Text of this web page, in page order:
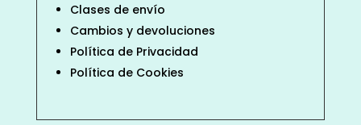
Clases de envío
Cambios y devoluciones
Política de Privacidad
Política de Cookies